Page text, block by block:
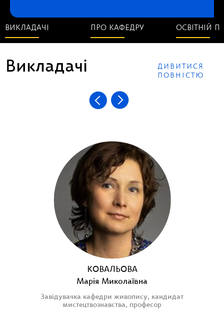
ВИКЛАДАЧІ ПРО КАФЕДРУ ОСВІТНІЙ
Викладачі
ДИВИТИСЯ
ПОВНІСТЮ
КОВАЛЬОВА
Марія Миколаївна
Завідувачка кафедри живопису, кандидат
мистецтвознавства, професор